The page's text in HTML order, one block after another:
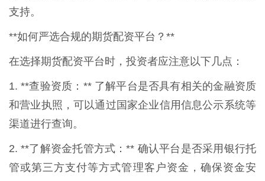
支持。
**如何严选合规的期货配资平台？**
在选择期货配资平台时，投资者应注意以下几点：
1. **查验资质：** 了解平台是否具有相关的金融资质
和营业执照，可以通过国家企业信用信息公示系统等
渠道进行查询。
2. **了解资金托管方式：** 确认平台是否采用银行托
管或第三方支付等方式管理客户资金，确保资金安